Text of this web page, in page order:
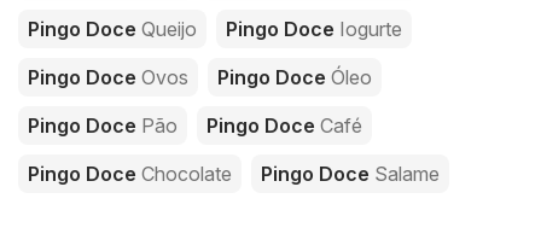
Pingo Doce Queijo Pingo Doce Iogurte
Pingo Doce Ovos Pingo Doce Óleo
Pingo Doce Pão Pingo Doce Café
Pingo Doce Chocolate Pingo Doce Salame